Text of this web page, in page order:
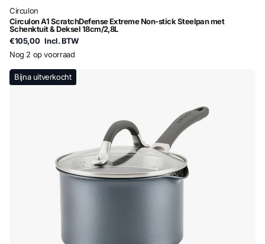
Circulon
Circulon A1 ScratchDefense Extreme Non-stick Steelpan met
Schenktuit & Deksel 18cm/2,8L
€105,00 Incl. BTW
Nog 2 op voorraad
Bijna uitverkocht